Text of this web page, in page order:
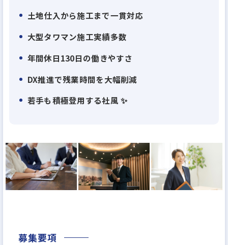
性とスピード感ある事業展開を実現しています。大手
優良デベロッパーからの信頼も厚く、「安全と品
質」を最優先にした徹底的な品質管理体制を構築。
も高い施工品質を誇ります。
の売上1000億円達成を目指し、年齢や性別に関係な
く、意欲ある人材を積極的に採用・登用中。資格取
得支援など人材育成への投資にも力を入れています。
日。施工管理職は現場終了後に1週間～1か月のリフ
土地仕入から施工まで一貫対応
大型タワマン施工実績多数
年間休日130日の働きやすさ
DX推進で残業時間を大幅削減
若手も積極登用する社風 ✨
募集要項